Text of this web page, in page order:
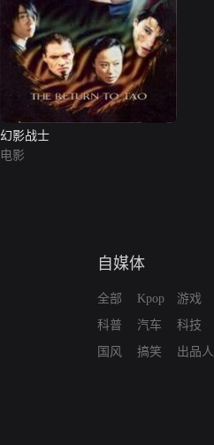
幻影战士
电影
自媒体
全部
科普
国风
Kpop
汽车
搞笑
游戏
科技
出品人